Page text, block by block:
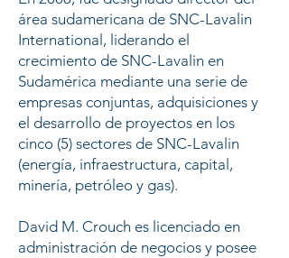
área sudamericana de SNC-Lavalin
International, liderando el
crecimiento de SNC-Lavalin en
Sudamérica mediante una serie de
empresas conjuntas, adquisiciones y
el desarrollo de proyectos en los
cinco (5) sectores de SNC-Lavalin
(energía, infraestructura, capital,
minería, petróleo y gas).
David M. Crouch es licenciado en
administración de negocios y posee